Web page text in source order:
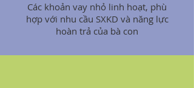
Các khoản vay nhỏ linh hoạt, phù
hợp với nhu cầu SXKD và năng lực
hoàn trả của bà con​